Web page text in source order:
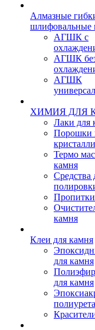
Алмазные
шлифовальные
АГШК с
АГШК
АГШК
ХИМИЯ ДЛЯ
Лаки для
Порошки
Термо
камня
Средства
камня
Клеи для камня
для камня
для камня